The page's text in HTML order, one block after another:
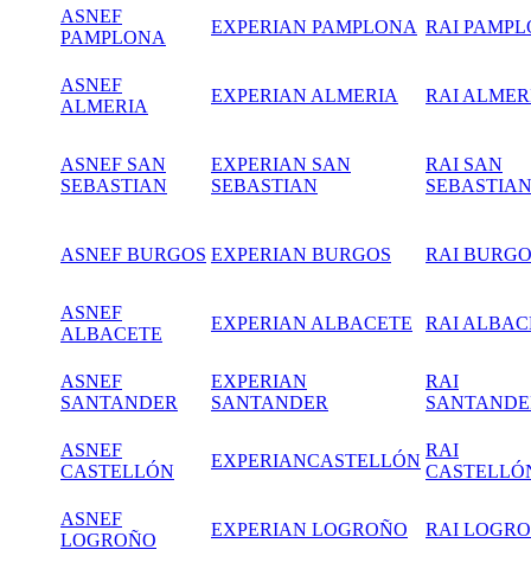
ASNEF
PAMPLONA
EXPERIAN PAMPLONA RAI
ASNEF
ALMERIA
EXPERIAN ALMERIA RAI
ASNEF SAN
SEBASTIAN
EXPERIAN SAN
SEBASTIAN
RAI SAN
SEBASTIAN
ASNEF BURGOS EXPERIAN BURGOS RAI
ASNEF
ALBACETE
EXPERIAN ALBACETE RAI
ASNEF
SANTANDER
EXPERIAN
SANTANDER
RAI
ASNEF
CASTELLÓN
EXPERIANCASTELLÓN
RAI
ASNEF
LOGROÑO
EXPERIAN LOGROÑO RAI